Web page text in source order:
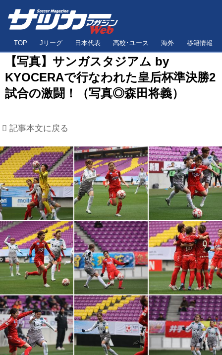
TOP Jリーグ 日本代表 高校･ユース 海外 移籍情報
【写真】サンガスタジアム by
KYOCERAで行なわれた皇后杯準決勝2
試合の激闘！（写真◎森田将義）
記事本文に戻る